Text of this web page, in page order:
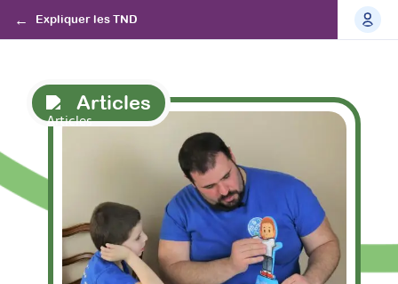
Expliquer les TND
Articles